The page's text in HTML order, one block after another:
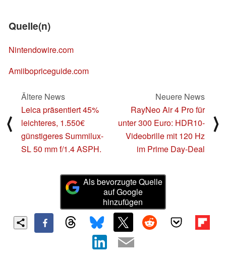
Quelle(n)
Nintendowire.com
Amiibopriceguide.com
⟨
Ältere News
Leica präsentiert 45%
leichteres, 1.550€
günstigeres Summilux-
SL 50 mm f/1.4 ASPH.
Neuere News
RayNeo Air 4 Pro für
unter 300 Euro: HDR10-
Videobrille mit 120 Hz
im Prime Day-Deal
⟩
Als bevorzugte Quelle
auf Google
hinzufügen